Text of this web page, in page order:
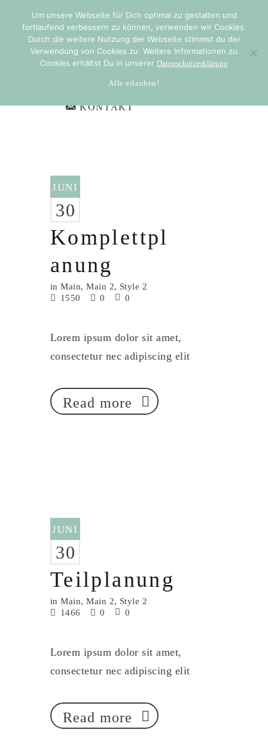
HOME
ÜBER MICH
LEISTUNGEN
IMPRESSIONEN
KONTAKT
JUNI
30
Komplettpl
anung
inMain,Main 2, Style 2
1550
0 0
Lorem ipsum dolor sit amet,
consectetur nec adipiscing elit
Read more
JUNI
30
Teilplanung
inMain,Main 2, Style 2
1466
0 0
Lorem ipsum dolor sit amet,
consectetur nec adipiscing elit
Read more
Um unsere Webseite für Dich optimal zu gestalten und
fortlaufend verbessern zu können, verwenden wir Cookies.
Durch die weitere Nutzung der Webseite stimmst du der
Verwendung von Cookies zu. Weitere Informationen zu
Cookies erhältst Du in unserer Datenschutzerklärung
Alle erlauben!